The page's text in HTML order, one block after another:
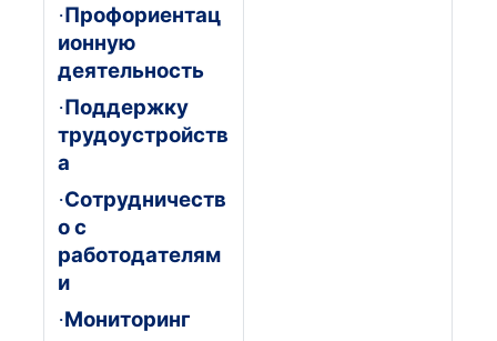
·Профориентац
ионную
деятельность
·Поддержку
трудоустройств
а
·Сотрудничеств
о с
работодателям
и
·Мониторинг